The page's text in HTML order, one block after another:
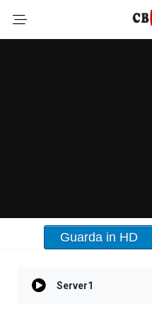
Guarda in HD
Server1